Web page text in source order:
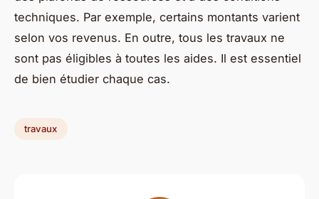
techniques. Par exemple, certains montants varient
selon vos revenus. En outre, tous les travaux ne
sont pas éligibles à toutes les aides. Il est essentiel
de bien étudier chaque cas.
travaux